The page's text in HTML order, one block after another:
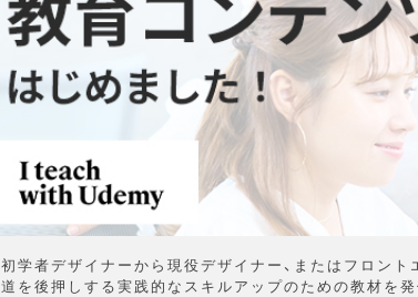
初学者デザイナーから現役デザイナー、またはフロン
道を後押しする実践的なスキルアップのための教材を発